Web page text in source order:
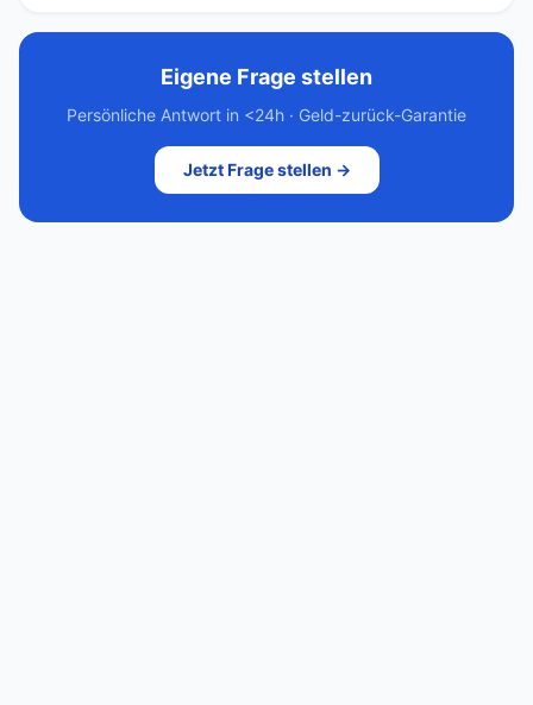
Eigene Frage stellen
Persönliche Antwort in <24h · Geld-zurück-Garantie
Jetzt Frage stellen →